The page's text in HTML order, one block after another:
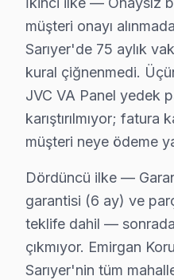
Ptt Evleri'nde JVC TV
Ptt Evleri, geniş aile
Reşitpaşa'da JVC TV
Reşitpaşa, farklı yaş
Rumelifeneri, sakin bir
Rumelihisarı'nda JVC
Rumelihisarı, genellikle
müşteri onayı
Sarıyer'de 75 aylık
kural çiğnenmedi.
JVC VA Panel yedek
karıştırılmıyor; fatura
müşteri neye ödeme
Dördüncü ilke —
garantisi (6 ay) ve
teklife dahil —
çıkmıyor. Emirgan
Sarıyer'nin tüm